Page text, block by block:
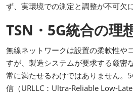
ず、実環境での測定と調整が不可欠
TSN・5G統合の理
無線ネットワークは設置の柔軟性や
すが、製造システムが要求する厳密
常に満たせるわけではありません。
信（URLLC：Ultra-Reliable Low-